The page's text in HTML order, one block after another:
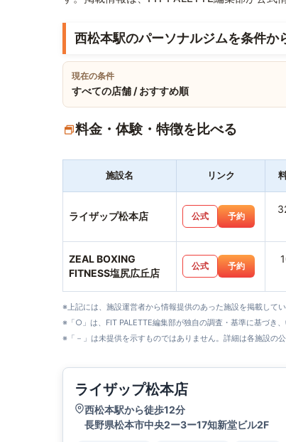
西松本駅のパーソナルジムを条件か
現在の条件
すべての店舗 / おすすめ順
料金・体験・特徴を比べる
施設名 リンク
ライザップ松本店 公式 予約
ZEAL BOXING
FITNESS塩尻広丘店
公式 予約
※上記には、施設運営者から情報提供のあった施設を掲載して
※「○」は、FIT PALETTE編集部が独自の調査・基準に基づき、
※「－」は未提供を示すものではありません。詳細は各施設の
ライザップ松本店
西松本駅から徒歩12分
長野県松本市中央2ー3ー17知新堂ビル2F